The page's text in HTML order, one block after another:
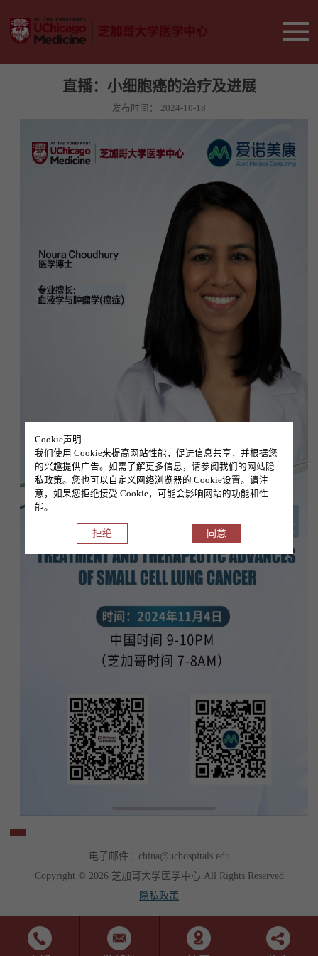
直播：小细胞癌的治疗及进展
发布时间： 2024-10-18
电子邮件：china@uchospitals.edu
Copyright © 2026 芝加哥大学医学中心.All Rights Reserved
隐私政策
Cookie声明
我们使用 Cookie来提高网站性能，促进信息共享，并根据您
的兴趣提供广告。如需了解更多信息，请参阅我们的网站隐
私政策。您也可以自定义网络浏览器的 Cookie设置。请注
意，如果您拒绝接受 Cookie，可能会影响网站的功能和性
能。
拒绝 同意